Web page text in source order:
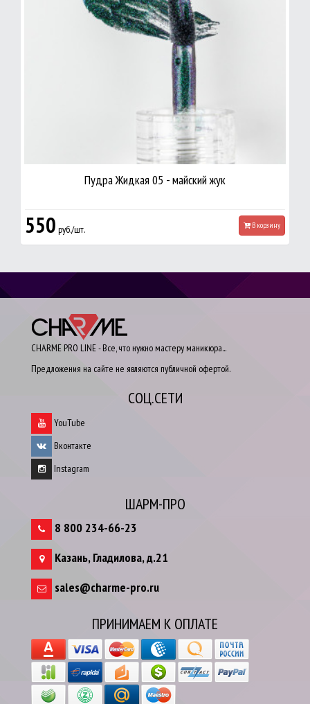
Пудра Жидкая 05 - майский жук
550 руб./шт. В корзину
CHARME PRO LINE - Все, что нужно мастеру маникюра...
Предложения на сайте не являются публичной офертой.
СОЦ.СЕТИ
YouTube
Вконтакте
Instagram
ШАРМ-ПРО
8 800 234-66-23
Казань,Гладилова, д.21
sales@charme-pro.ru
ПРИНИМАЕМ К ОПЛАТЕ